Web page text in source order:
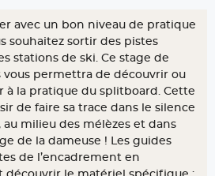
avec un bon niveau de pratique
souhaitez sortir des pistes
stations de ski. Ce stage de
vous permettra de découvrir ou
à la pratique du splitboard. Cette
de faire sa trace dans le silence
au milieu des mélèzes et dans
de la dameuse ! Les guides
de l’encadrement en